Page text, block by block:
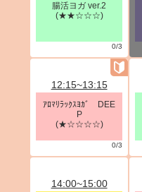
腸活ヨガ ver.2
(★★☆☆☆)
0/3
12:15~13:15
ｱﾛﾏﾘﾗｯｸｽﾖｶﾞ DEE
P
(★☆☆☆☆)
0/3
14:00~15:00